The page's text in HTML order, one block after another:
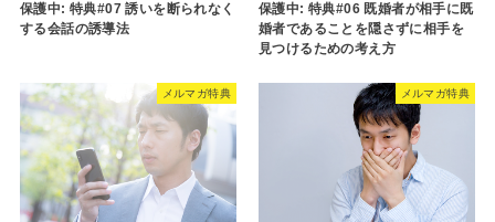
保護中: 特典#07 誘いを断られなく
する会話の誘導法
保護中: 特典#06 既婚者が相手に既
婚者であることを隠さずに相手を
見つけるための考え方
メルマガ特典 メルマガ特典